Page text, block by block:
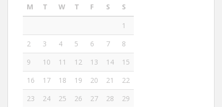
M T W T F S
S
1
2
3 4 5 6 7
8
9
10 11 12 13 14
15
16
17 18 19 20 21
22
23
24 25 26 27 28
29